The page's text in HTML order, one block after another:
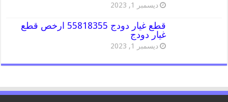
ديسمبر 1, 2023
قطع غيار دودج 55818355 ارخص قطع
غيار دودج
ديسمبر 1, 2023